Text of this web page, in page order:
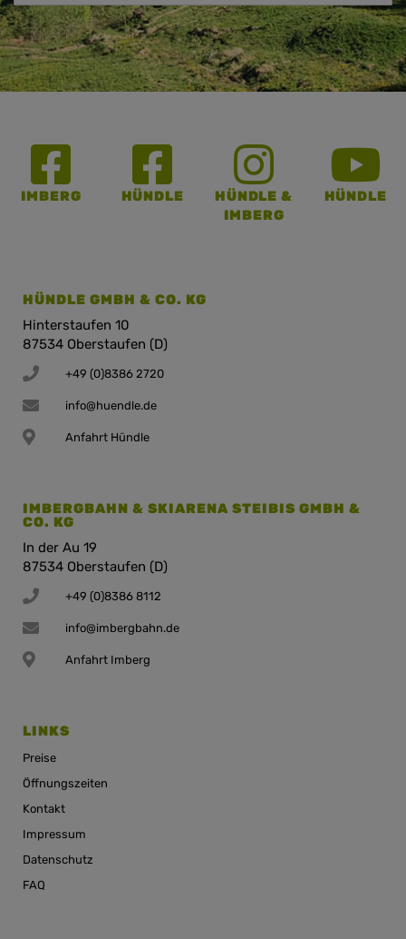
IMBERG HÜNDLE
HÜNDLE &
IMBERG
HÜNDLE
HÜNDLE GMBH & CO. KG
Hinterstaufen 10
87534 Oberstaufen (D)
+49 (0)8386 2720
info@huendle.de
Anfahrt Hündle
IMBERGBAHN & SKIARENA STEIBIS GMBH &
CO. KG
In der Au 19
87534 Oberstaufen (D)
+49 (0)8386 8112
info@imbergbahn.de
Anfahrt Imberg
LINKS
Preise
Öffnungszeiten
Kontakt
Impressum
Datenschutz
FAQ